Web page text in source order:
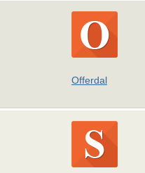
Offerdal